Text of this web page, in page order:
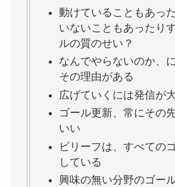
動けていることもあっ
いないこともあったり
ルの質のせい？
なんでやらないのか、
その理由がある
広げていくには発信が
ゴール更新、常にその
いい
ビリーフは、すべての
している
興味の無い分野のゴー